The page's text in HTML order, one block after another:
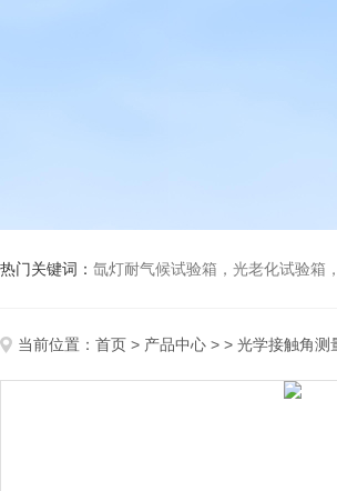
热门关键词： 氙灯耐气候试验箱，光老化试验箱
当前位置： 首页 > 产品中心 > > 光学接触角测